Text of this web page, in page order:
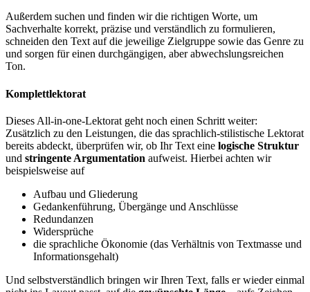
Außerdem suchen und finden wir die richtigen Worte, um
Sachverhalte korrekt, präzise und verständlich zu formulieren,
schneiden den Text auf die jeweilige Zielgruppe sowie das Genre zu
und sorgen für einen durchgängigen, aber abwechslungsreichen
Ton.
Komplettlektorat
Dieses All-in-one-Lektorat geht noch einen Schritt weiter:
Zusätzlich zu den Leistungen, die das sprachlich-stilistische Lektorat
bereits abdeckt, überprüfen wir, ob Ihr Text eine logische Struktur
und stringente Argumentation aufweist. Hierbei achten wir
beispielsweise auf
Aufbau und Gliederung
Gedankenführung, Übergänge und Anschlüsse
Redundanzen
Widersprüche
die sprachliche Ökonomie (das Verhältnis von Textmasse und
Informationsgehalt)
Und selbstverständlich bringen wir Ihren Text, falls er wieder einmal